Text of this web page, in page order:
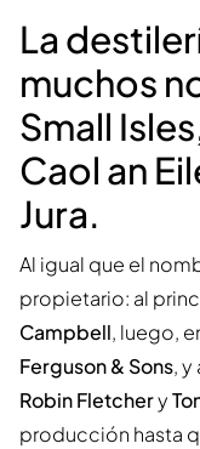
La
muchos
Small
Caol an
Jura.
Al igual que el
propietario: al
Campbell, luego,
Ferguson & Sons,
Robin Fletchery
producción hasta